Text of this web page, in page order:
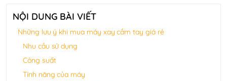
NỘI DUNG BÀI VIẾT
Những lưu ý khi mua máy xay cầm tay giá rẻ
Nhu cầu sử dụng
Công suất
Tính năng của máy